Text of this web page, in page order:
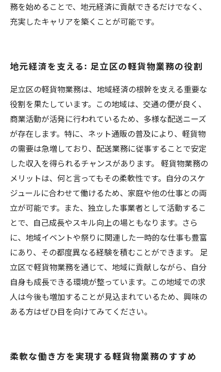
務を始めることで、地元経済に貢献できるだけでなく、
充実したキャリアを築くことが可能です。
地元経済を支える: 足立区の軽貨物業務の役割
足立区の軽貨物業務は、地域経済の根幹を支える重要な
役割を果たしています。この地域は、交通の便が良く、
商業活動が活発に行われているため、多様な配送ニーズ
が存在します。特に、ネット通販の普及により、軽貨物
の需要は急増しており、配送業務に従事することで安定
した収入を得られるチャンスがあります。 軽貨物業務の
メリットは、何と言ってもその柔軟性です。自分のスケ
ジュールに合わせて働けるため、家庭や他の仕事との両
立が可能です。また、独立した事業者として活動するこ
とで、自己成長やスキル向上の場ともなります。さら
に、地域イベントや祭りに関連した一時的な仕事も豊富
にあり、その都度異なる経験を積むことができます。 足
立区で軽貨物業務を通じて、地域に貢献しながら、自分
自身も成長できる環境が整っています。この地域での求
人は今後も増加することが見込まれているため、興味の
ある方はぜひ目を向けてみてください。
柔軟な働き方を実現する軽貨物業務のすすめ